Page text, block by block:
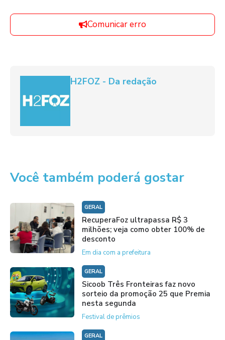
Comunicar erro
H2FOZ - Da redação
Você também poderá gostar
GERAL
RecuperaFoz ultrapassa R$ 3
milhões; veja como obter 100% de
desconto
Em dia com a prefeitura
GERAL
Sicoob Três Fronteiras faz novo
sorteio da promoção 25 que Premia
nesta segunda
Festival de prêmios
GERAL